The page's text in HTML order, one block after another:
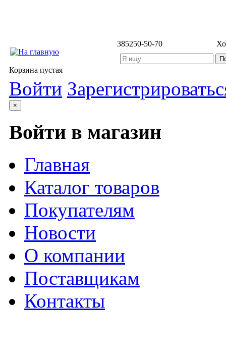
385250-50-70
Корзина пустая
Войти
×
Войти в магазин
Главная
Каталог товаров
Покупателям
Новости
О компании
Поставщикам
Контакты